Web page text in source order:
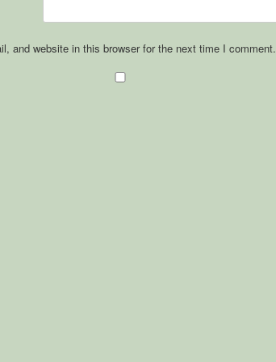
and website in this browser for the next time I comment.